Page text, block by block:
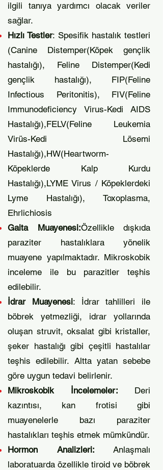
ilgili tanıya yardımcı olacak veriler
sağlar.
Hızlı Testler: Spesifik hastalık testleri
(Canine Distemper(Köpek gençlik
hastalığı), Feline Distemper(Kedi
gençlik hastalığı), FIP(Feline
Infectious Peritonitis), FIV(Feline
Immunodeficiency Virus-Kedi AIDS
Hastalığı),FELV(Feline Leukemia
Virüs-Kedi Lösemi
Hastalığı),HW(Heartworm-
Köpeklerde Kalp Kurdu
Hastalığı),LYME Virus / Köpeklerdeki
Lyme Hastalığı), Toxoplasma,
Ehrlichiosis
Gaita Muayenesi:Özellikle dışkıda
paraziter hastalıklara yönelik
muayene yapılmaktadır. Mikroskobik
inceleme ile bu parazitler teşhis
edilebilir.
İdrar Muayenesi: İdrar tahlilleri ile
böbrek yetmezliği, idrar yollarında
oluşan struvit, oksalat gibi kristaller,
şeker hastalığı gibi çeşitli hastalılar
teşhis edilebilir. Altta yatan sebebe
göre uygun tedavi belirlenir.
Mikroskobik İncelemeler: Deri
kazıntısı, kan frotisi gibi
muayenelerle bazı paraziter
hastalıkları teşhis etmek mümkündür.
Hormon Analizleri: Anlaşmalı
laboratuarda özellikle tiroid ve böbrek